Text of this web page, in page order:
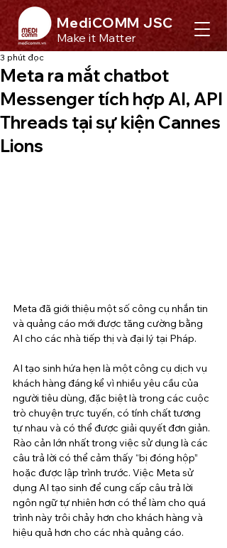
MediCOMM JSC
Make it Matter
Meta ra mắt chatbot
Messenger tích hợp AI, API
Threads tại sự kiện Cannes
Lions
3 phút đọc
Meta đã giới thiệu một số công cụ nhắn tin
và quảng cáo mới được tăng cường bằng
AI cho các nhà tiếp thị và đại lý tại Pháp.
AI tạo sinh hứa hẹn là một công cụ dịch vụ
khách hàng đáng kể vì nhiều yêu cầu của
người tiêu dùng, đặc biệt là trong các cuộc
trò chuyện trực tuyến, có tính chất tương
tự nhau và có thể được giải quyết đơn giản.
Rào cản lớn nhất trong việc sử dụng là các
câu trả lời có thể cảm thấy “bị đóng hộp”
hoặc được lập trình trước. Việc Meta sử
dụng AI tạo sinh để cung cấp câu trả lời
ngôn ngữ tự nhiên hơn có thể làm cho quá
trình này trôi chảy hơn cho khách hàng và
hiệu quả hơn cho các nhà quảng cáo.